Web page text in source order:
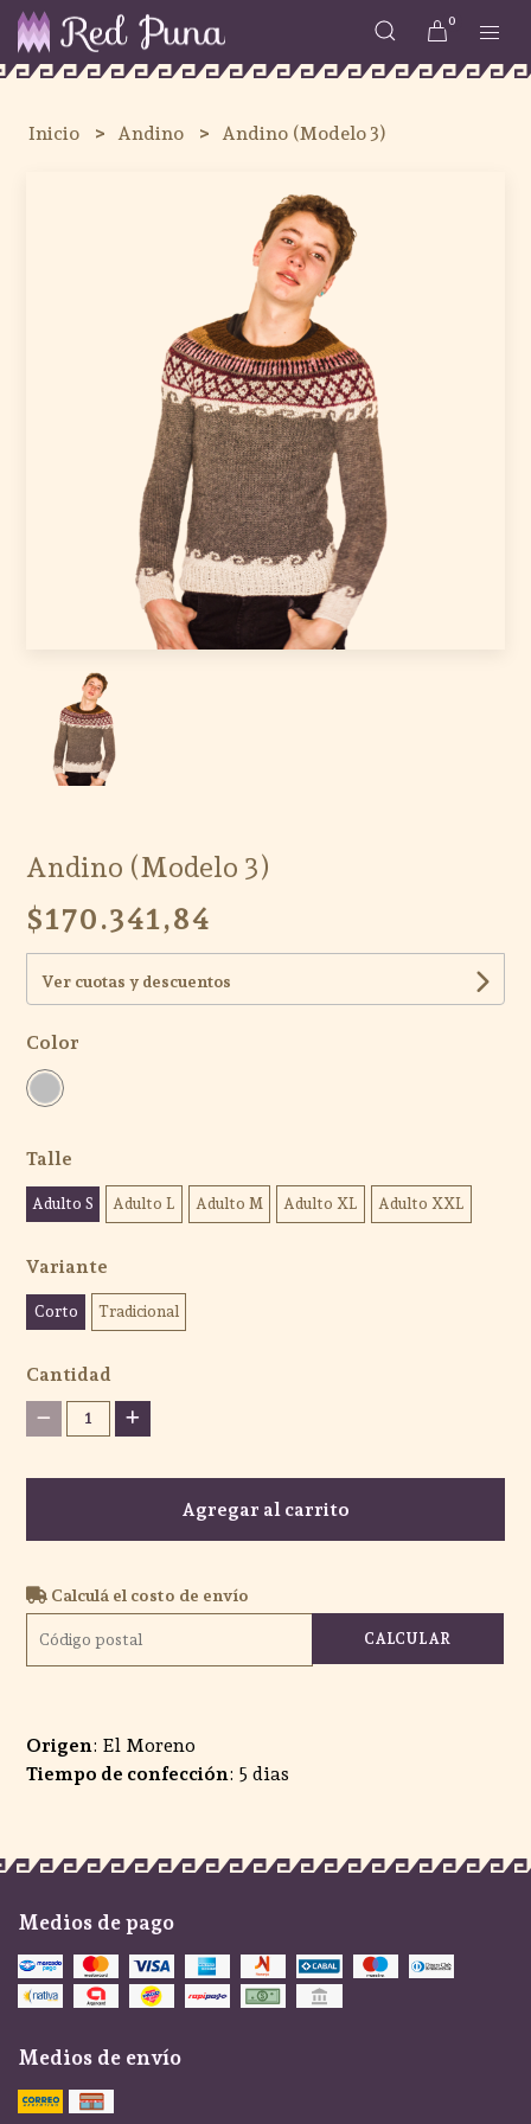
0
Inicio Andino Andino (Modelo 3)
Andino (Modelo 3)
$170.341,84
Ver cuotas y descuentos
Color
Talle
Adulto S Adulto L Adulto M Adulto XL Adulto XXL
Variante
Corto Tradicional
Cantidad
1
Agregar al carrito
Calculá el costo de envío
CALCULAR
Origen: El Moreno
Tiempo de confección: 5 dias
Medios de pago
Medios de envío